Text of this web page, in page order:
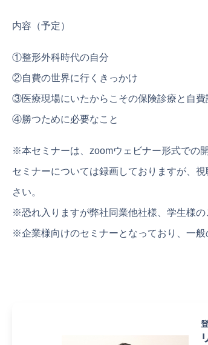
内容（予定）
①整形外科時代の自分
②自費の世界に行くきっかけ
③医療現場にいたからこその保険診療と自費
④勝つために必要なこと
※本セミナーは、zoomウェビナー形式での
セミナーについては録画しておりますが、
さい。
※恐れ入りますが弊社同業他社様、学生様の
※企業様向けのセミナーとなっており、一般